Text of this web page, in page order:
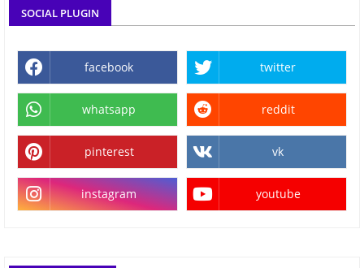
SOCIAL PLUGIN
facebook twitter
whatsapp reddit
pinterest vk
instagram youtube